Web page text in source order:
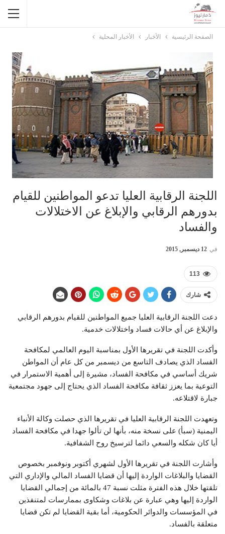
الصفحة الرئيسية الأخبار الأخبار المحلية
اللجنة الرقابية العليا تدعو المواطنين للقيام
بدورهم الرقابي والإبلاغ عن الاختلالات
والفساد
في 12 ديسمبر, 2015
113
شارك
دعت اللجنة الرقابية العليا جميع المواطنين للقيام بدورهم الرقابي
والإبلاغ عن أي حالات فساد واختلالات خدمية.
وأكدت اللجنة في تقريرها الأول بمناسبة اليوم العالمي لمكافحة
الفساد الذي يصادف التاسع من ديسمبر من كل عام أن المواطن
شريك أساسي في مكافحة الفساد، مشيرة إلى أهمية الاستمرار في
التوعية بما يعزز ثقافة مكافحة الفساد الذي يحتاج إلى جهود مجتمعية
جبارة لاقتلاعه.
وتعهدت اللجنة الرقابية العليا في تقريرها الذي حصلت وكالة الأنباء
اليمنية (سبأ) على نسخة منه، بأنها لن تألوا جهدا في مكافحة الفساد
أيا كان شكله والسعي دائما لترسيخ روح الشفافية.
وأشارت اللجنة في تقريرها الأول لشهري أكتوبر ونوفمبر بخصوص
القضايا والبلاغات الواردة إليها أن قضايا الفساد المالي والإداري التي
تلقتها خلال هذه الفترة مثلت نسبة 47 بالمائة من إجمالي القضايا
الواردة إليها وهي عبارة عن بلاغات وشكاوى بممارسات لمتنفذين
في المؤسسات والدوائر الحكومية، أما بقية القضايا لم تكن قضايا
متعلقة بالفساد.